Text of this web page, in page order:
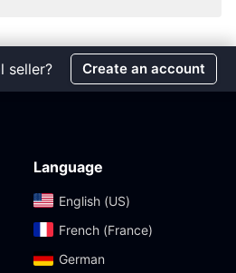
seller? Create an account
Language
English (US)‎
French (France)‎
German‎